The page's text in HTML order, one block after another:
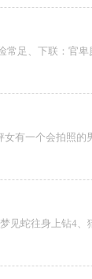
、下联：官卑
一个会拍照的
蛇往身上钻4、